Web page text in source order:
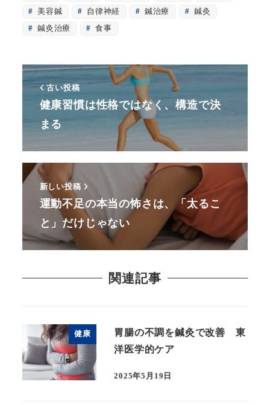
美容鍼
自律神経 鍼治療
鍼灸
鍼灸治療
食事
古い投稿
健康習慣は性格ではなく、構造で決
まる
新しい投稿
運動不足の本当の怖さは、「太るこ
と」だけじゃない
関連記事
健康
胃腸の不調を鍼灸で改善 東
洋医学的ケア
2025年5月19日